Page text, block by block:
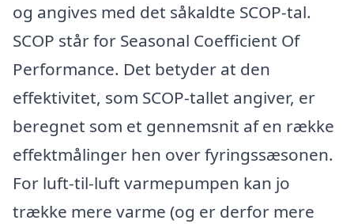
og angives med det såkaldte SCOP-tal.
SCOP står for Seasonal Coefficient Of
Performance. Det betyder at den
effektivitet, som SCOP-tallet angiver, er
beregnet som et gennemsnit af en række
effektmålinger hen over fyringssæsonen.
For luft-til-luft varmepumpen kan jo
trække mere varme (og er derfor mere